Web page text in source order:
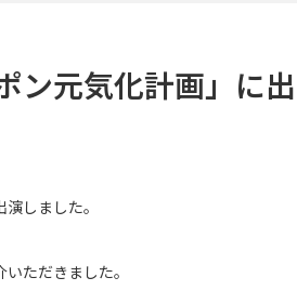
ン元気化計画」に出
しました。
ただきました。